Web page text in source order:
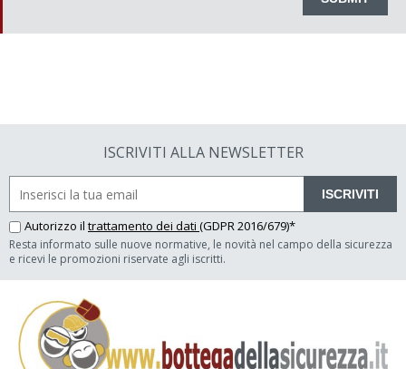
ISCRIVITI ALLA NEWSLETTER
ISCRIVITI
Autorizzo il trattamento dei dati (GDPR 2016/679)*
Resta informato sulle nuove normative, le novità nel campo della sicurezza
e ricevi le promozioni riservate agli iscritti.